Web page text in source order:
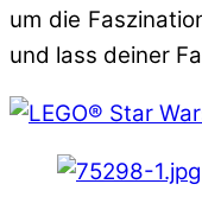
um die
und lass deiner